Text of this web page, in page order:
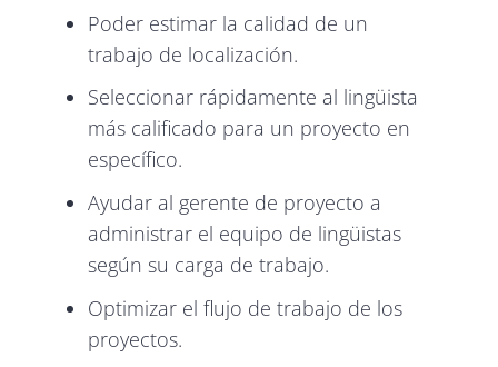
Poder estimar la calidad de un
trabajo de localización.
Seleccionar rápidamente al lingüista
más calificado para un proyecto en
específico.
Ayudar al gerente de proyecto a
administrar el equipo de lingüistas
según su carga de trabajo.
Optimizar el flujo de trabajo de los
proyectos.